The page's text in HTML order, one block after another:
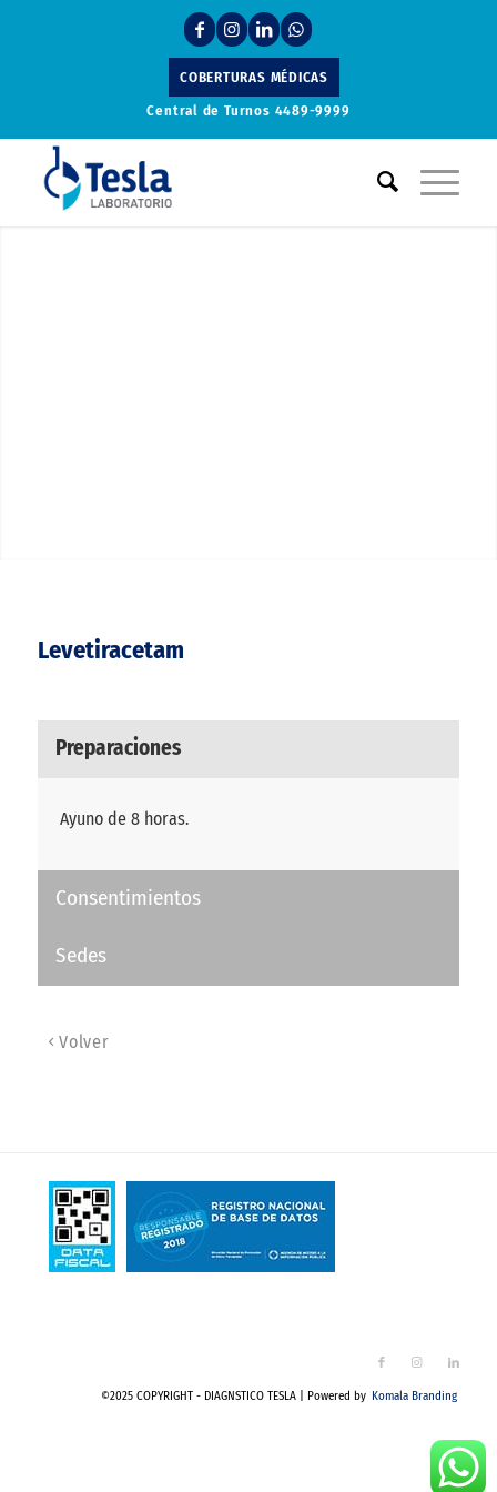
COBERTURAS MÉDICAS
Central de Turnos 4489-9999
Levetiracetam
Preparaciones
Ayuno de 8 horas.
Consentimientos
Sedes
Volver
©2025 COPYRIGHT - DIAGNSTICO TESLA | Powered by Komala Branding